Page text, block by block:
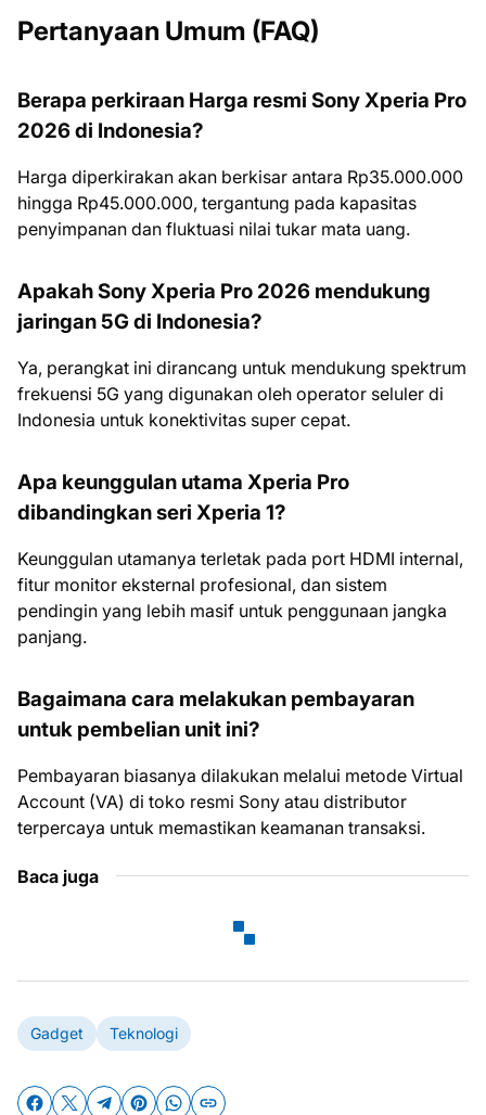
Pertanyaan Umum (FAQ)
Berapa perkiraan Harga resmi Sony Xperia Pro
2026 di Indonesia?
Harga diperkirakan akan berkisar antara Rp35.000.000
hingga Rp45.000.000, tergantung pada kapasitas
penyimpanan dan fluktuasi nilai tukar mata uang.
Apakah Sony Xperia Pro 2026 mendukung
jaringan 5G di Indonesia?
Ya, perangkat ini dirancang untuk mendukung spektrum
frekuensi 5G yang digunakan oleh operator seluler di
Indonesia untuk konektivitas super cepat.
Apa keunggulan utama Xperia Pro
dibandingkan seri Xperia 1?
Keunggulan utamanya terletak pada port HDMI internal,
fitur monitor eksternal profesional, dan sistem
pendingin yang lebih masif untuk penggunaan jangka
panjang.
Bagaimana cara melakukan pembayaran
untuk pembelian unit ini?
Pembayaran biasanya dilakukan melalui metode Virtual
Account (VA) di toko resmi Sony atau distributor
terpercaya untuk memastikan keamanan transaksi.
Baca juga
Gadget Teknologi